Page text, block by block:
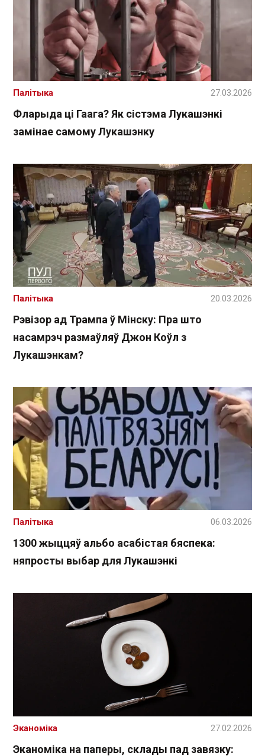
Фларыда ці Гаага? Як сістэма Лукашэнкі
замінае самому Лукашэнку
Палітыка 27.03.2026
Рэвізор ад Трампа ў Мінску: Пра што
насамрэч размаўляў Джон Коўл з
Лукашэнкам?
Палітыка 20.03.2026
1300 жыццяў альбо асабістая бяспека:
няпросты выбар для Лукашэнкі
Палітыка 06.03.2026
Эканоміка на паперы, склады пад завязку:
Эканоміка 27.02.2026